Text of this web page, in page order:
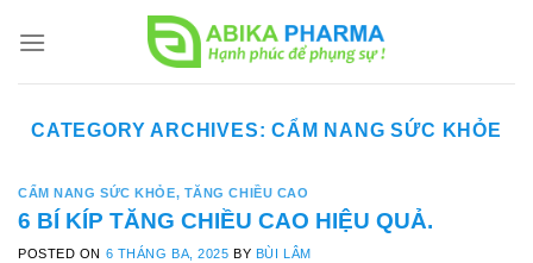
CATEGORY ARCHIVES:CẨM NANG SỨC KHỎE
CẨM NANG SỨC KHỎE, TĂNG CHIỀU CAO
6 BÍ KÍP TĂNG CHIỀU CAO HIỆU QUẢ.
POSTED ON 6 THÁNG BA, 2025 BY BÙI LÂM